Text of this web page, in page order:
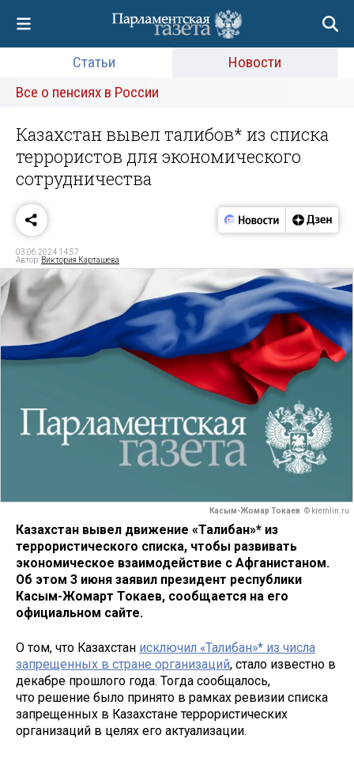
Статьи
Новости
Все о пенсиях в России
Казахстан вывел талибов* из списка
террористов для экономического
сотрудничества
03.06.2024 14:57
Автор: Виктория Карташева
Касым-Жомар Токаев © kremlin.ru
Казахстан вывел движение «Талибан»* из
террористического списка, чтобы развивать
экономическое взаимодействие с Афганистаном.
Об этом 3 июня заявил президент республики
Касым-Жомарт Токаев, сообщается на его
официальном сайте.
О том, что Казахстан исключил «Талибан»* из числа
запрещенных в стране организаций, стало известно в
декабре прошлого года. Тогда сообщалось,
что решение было принято в рамках ревизии списка
запрещенных в Казахстане террористических
организаций в целях его актуализации.